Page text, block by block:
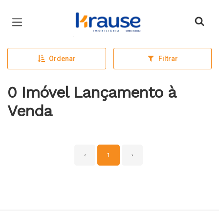
Página inicial
Ordenar Filtrar
0 Imóvel Lançamento à
Venda
‹ 1 ›